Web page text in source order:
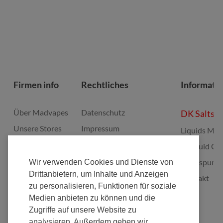
Wir verwenden Cookies und Dienste von
Drittanbietern, um Inhalte und Anzeigen
zu personalisieren, Funktionen für soziale
Medien anbieten zu können und die
Zugriffe auf unsere Website zu
Firmen info
Über Madvapes
Unsere Stores
Franchise
Fulfillment
Nachhaltigkeit
Rechtliches
Datenschutz
Impressum
Batterieverordnung
Elektrogeräte Rücknahme
Zahlungsarten
AGB's
DK Salts
Liquids
E-Liquid
Kontakt